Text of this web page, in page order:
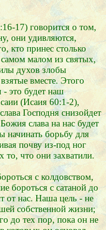
17) говорится о том,
они удивляются,
кто принес столько
малом из святых,
духов злобы
вместе. Этого
- это будет наш
(Исаия 60:1-2),
Господня снизойдет
слава на нас будет
борьбу для
почву из-под ног
то, что они захватили.
с колдовством,
бороться с сатаной до
от нас. Наша цель - не
собственной жизни;
до тех пор, пока он не